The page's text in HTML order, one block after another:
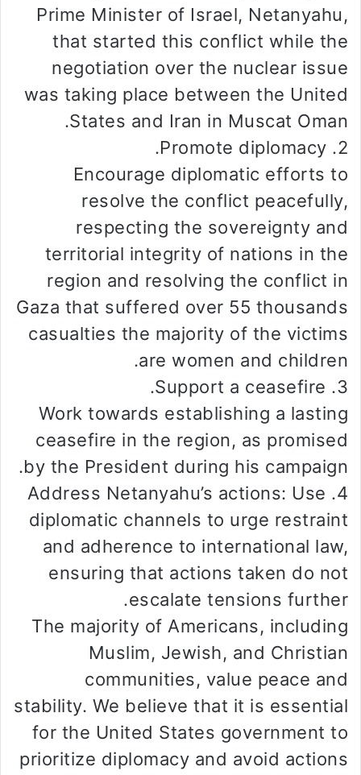
Prime Minister of Israel, Netanyahu,
that started this conflict while the
negotiation over the nuclear issue
was taking place between the United
States and Iran in Muscat Oman.
2. Promote diplomacy.
Encourage diplomatic efforts to
resolve the conflict peacefully,
respecting the sovereignty and
territorial integrity of nations in the
region and resolving the conflict in
Gaza that suffered over 55 thousands
casualties the majority of the victims
are women and children.
3. Support a ceasefire.
Work towards establishing a lasting
ceasefire in the region, as promised
by the President during his campaign.
4. Address Netanyahu’s actions: Use
diplomatic channels to urge restraint
and adherence to international law,
ensuring that actions taken do not
escalate tensions further.
The majority of Americans, including
Muslim, Jewish, and Christian
communities, value peace and
stability. We believe that it is essential
for the United States government to
prioritize diplomacy and avoid actions